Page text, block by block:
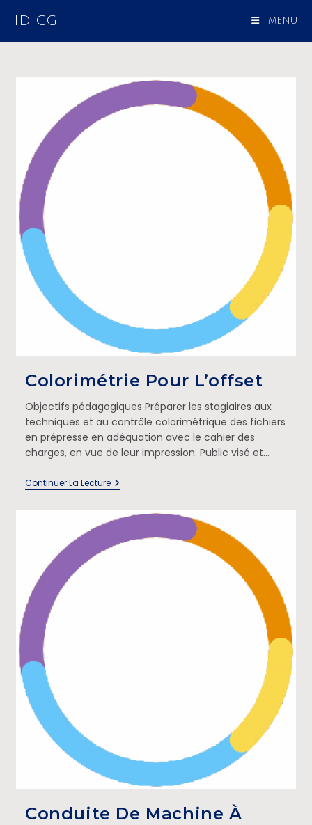
IDICG MENU
Colorimétrie Pour L’offset
Objectifs pédagogiques Préparer les stagiaires aux
techniques et au contrôle colorimétrique des fichiers
en prépresse en adéquation avec le cahier des
charges, en vue de leur impression. Public visé et…
Continuer La Lecture
Conduite De Machine À